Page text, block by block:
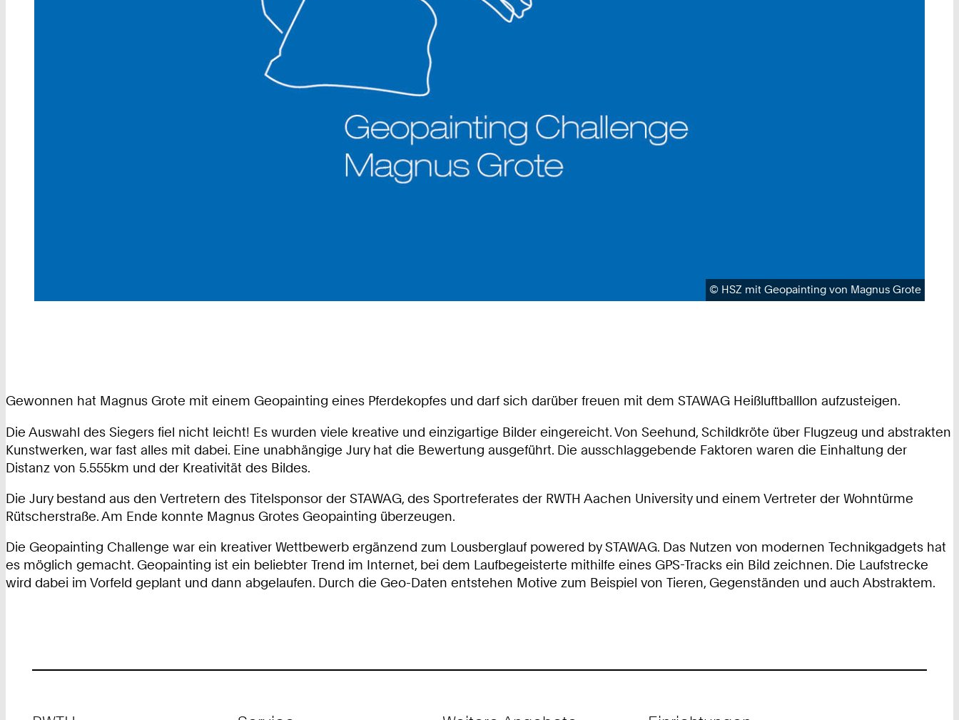
Urheberrecht:
© HSZ mit Geopainting von Magnus Grote
Gewonnen hat Magnus Grote mit einem Geopainting eines Pferdekopfes und darf sich darüber freuen mit dem STAWAG Heißluftballlon aufzusteigen.
Die Auswahl des Siegers fiel nicht leicht! Es wurden viele kreative und einzigartige Bilder eingereicht. Von Seehund, Schildkröte über Flugzeug und abstrakten
Kunstwerken, war fast alles mit dabei. Eine unabhängige Jury hat die Bewertung ausgeführt. Die ausschlaggebende Faktoren waren die Einhaltung der
Distanz von 5.555km und der Kreativität des Bildes.
Die Jury bestand aus den Vertretern des Titelsponsor der STAWAG, des Sportreferates der RWTH Aachen University und einem Vertreter der Wohntürme
Rütscherstraße. Am Ende konnte Magnus Grotes Geopainting überzeugen.
Die Geopainting Challenge war ein kreativer Wettbewerb ergänzend zum Lousberglauf powered by STAWAG. Das Nutzen von modernen Technikgadgets hat
es möglich gemacht. Geopainting ist ein beliebter Trend im Internet, bei dem Laufbegeisterte mithilfe eines GPS-Tracks ein Bild zeichnen. Die Laufstrecke
wird dabei im Vorfeld geplant und dann abgelaufen. Durch die Geo-Daten entstehen Motive zum Beispiel von Tieren, Gegenständen und auch Abstraktem.